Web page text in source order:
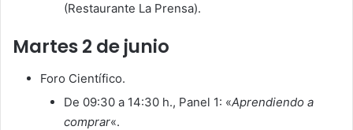
(Restaurante La Prensa).
Martes 2 de junio
Foro Científico.
De 09:30 a 14:30 h., Panel 1: «Aprendiendo a
comprar«.